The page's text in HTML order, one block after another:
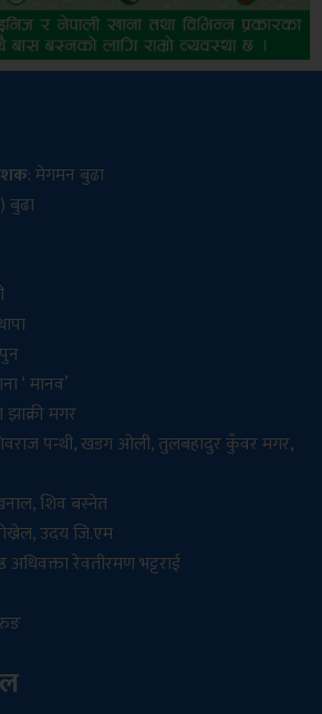
: मेगमन बुढा
बुढा
‘ मानव’
झाक्री मगर
पन्थी, खडग ओली, तुलबहादुर कुँवर मगर,
शिव बस्नेत
उदय जि.एम
अधिवक्ता रेवतीरमण भट्टराई